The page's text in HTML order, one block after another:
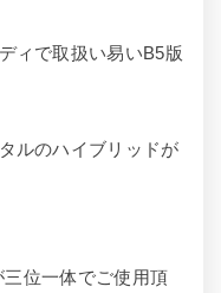
ィで取扱い易いB5版
ルのハイブリッドが
位一体でご使用頂